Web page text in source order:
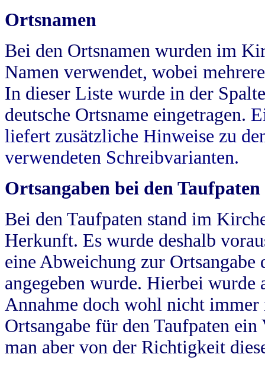
Ortsnamen
Bei den Ortsnamen wurden im
Namen verwendet, wobei
In dieser Liste wurde in der
deutsche Ortsname eingetragen.
liefert zusätzliche Hinweise zu
verwendeten Schreibvarianten.
Ortsangaben bei den Taufpaten
Bei den Taufpaten stand im
Herkunft. Es wurde deshalb
eine Abweichung zur
angegeben wurde. Hierbei wurde
Annahme doch wohl nicht
Ortsangabe für den Taufpaten
man aber von der Richtigkeit